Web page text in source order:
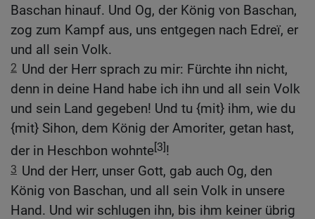
Baschan hinauf. Und Og, der König von Baschan,
zog zum Kampf aus, uns entgegen nach Edreï, er
und all sein Volk.
2 Und der Herr sprach zu mir: Fürchte ihn nicht,
denn in deine Hand habe ich ihn und all sein Volk
und sein Land gegeben! Und tu {mit} ihm, wie du
{mit} Sihon, dem König der Amoriter, getan hast,
der in Heschbon wohnte[3]!
3 Und der Herr, unser Gott, gab auch Og, den
König von Baschan, und all sein Volk in unsere
Hand. Und wir schlugen ihn, bis ihm keiner übrig